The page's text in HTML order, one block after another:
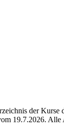
der Kurse
19.7.2026. Alle